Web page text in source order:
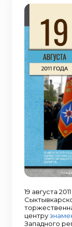
19 августа
центру
Западного